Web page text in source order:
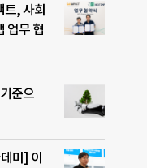
, 사회
업무 협
준으
미] 이